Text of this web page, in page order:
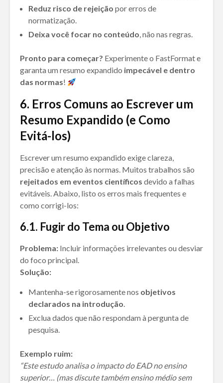
Reduz risco de rejeição por erros de
normatização.
Deixa você focar no conteúdo, não nas regras.
Pronto para começar? Experimente o FastFormat e
garanta um resumo expandido impecável e dentro
das normas!
6. Erros Comuns ao Escrever um
Resumo Expandido (e Como
Evitá-los)
Escrever um resumo expandido exige clareza,
precisão e atenção às normas. Muitos trabalhos são
rejeitados em eventos científicos devido a falhas
evitáveis. Abaixo, listo os erros mais frequentes e
como corrigi-los:
6.1. Fugir do Tema ou Objetivo
Problema: Incluir informações irrelevantes ou desviar
do foco principal.
Solução:
Mantenha-se rigorosamente nos objetivos
declarados na introdução.
Exclua dados que não respondam à pergunta de
pesquisa.
Exemplo ruim:
“Este estudo analisa o impacto do EAD no ensino
superior… (mas discute também ensino médio sem